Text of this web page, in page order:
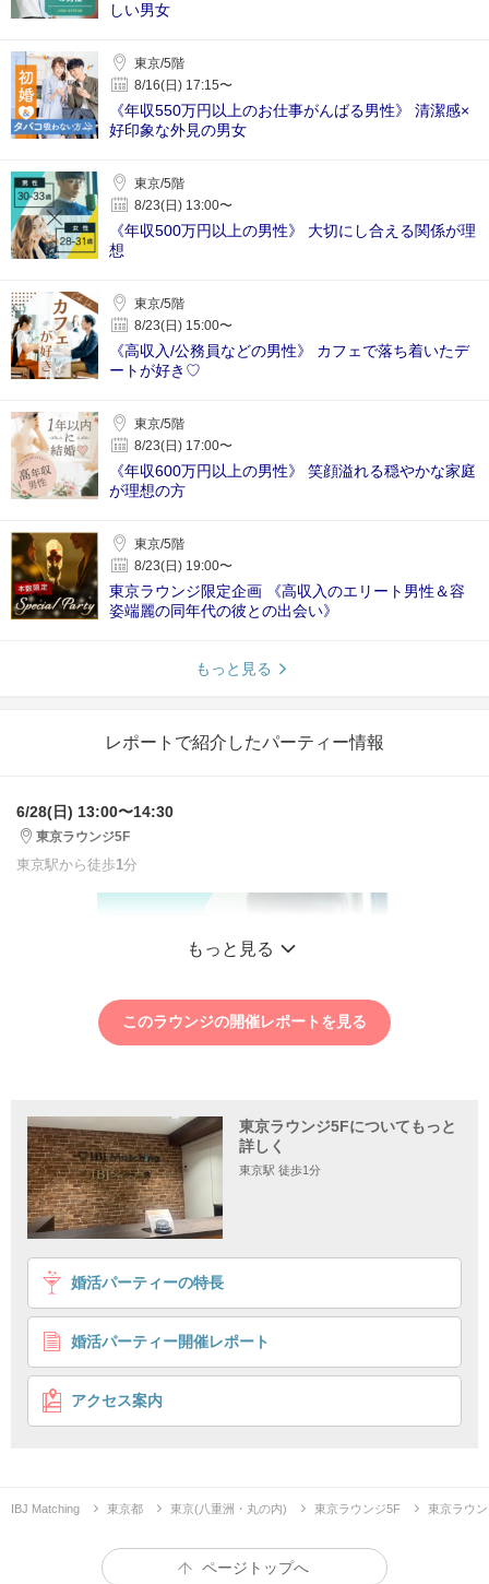
しい男女
東京/5階
8/16(日) 17:15〜
《年収550万円以上のお仕事がんばる男性》 清潔感×
好印象な外見の男女
東京/5階
8/23(日) 13:00〜
《年収500万円以上の男性》 大切にし合える関係が理
想
東京/5階
8/23(日) 15:00〜
《高収入/公務員などの男性》 カフェで落ち着いたデ
ートが好き♡
東京/5階
8/23(日) 17:00〜
《年収600万円以上の男性》 笑顔溢れる穏やかな家庭
が理想の方
東京/5階
8/23(日) 19:00〜
東京ラウンジ限定企画 《高収入のエリート男性＆容
姿端麗の同年代の彼との出会い》
もっと見る
レポートで紹介したパーティー情報
6/28(日) 13:00〜14:30
東京ラウンジ5F
東京駅から徒歩1分
1 2 3 4
《大切にし合える関係が理想》
安心感がある＆誠実なお相手と出会いたい
個室8対8 シングルマッチング
企画詳細
安心感を与えてくれる
もっと見る
このラウンジの開催レポートを見る
東京ラウンジ5Fについてもっと
詳しく
東京駅 徒歩1分
婚活パーティーの特長
婚活パーティー開催レポート
アクセス案内
IBJ Matching 東京都 東京(八重洲・丸の内) 東京ラウンジ5F 東京ラウ
ページトップへ